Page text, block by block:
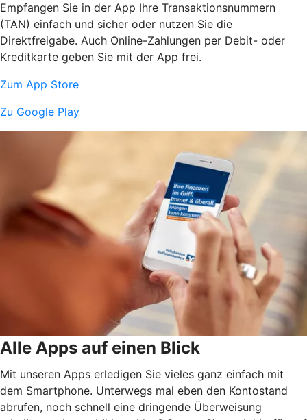
Empfangen Sie in der App Ihre Transaktionsnummern
(TAN) einfach und sicher oder nutzen Sie die
Direktfreigabe. Auch Online-Zahlungen per Debit- oder
Kreditkarte geben Sie mit der App frei.
Zum App Store
Zu Google Play
Alle Apps auf einen Blick
Mit unseren Apps erledigen Sie vieles ganz einfach mit
dem Smartphone. Unterwegs mal eben den Kontostand
abrufen, noch schnell eine dringende Überweisung